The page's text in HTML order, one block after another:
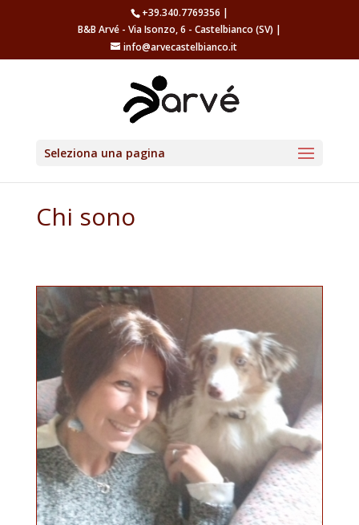
+39.340.7769356 |
B&B Arvé - Via Isonzo, 6 - Castelbianco (SV) |
info@arvecastelbianco.it
Seleziona una pagina
Chi sono